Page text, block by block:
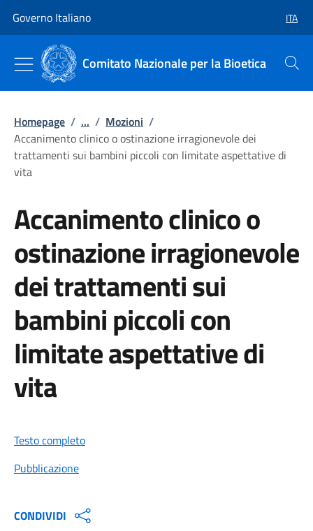
Governo Italiano ITA
Comitato Nazionale per la Bioetica Cerca
Homepage / ... / Mozioni /
Accanimento clinico o ostinazione irragionevole dei
trattamenti sui bambini piccoli con limitate aspettative di
vita
Accanimento clinico o
ostinazione irragionevole
dei trattamenti sui
bambini piccoli con
limitate aspettative di
vita
Testo completo
Pubblicazione
CONDIVIDI